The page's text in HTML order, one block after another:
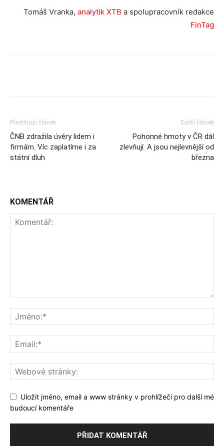
Tomáš Vranka, analytik XTB a spolupracovník redakce
FinTag
Předchozí článek
ČNB zdražila úvěry lidem i
firmám. Víc zaplatíme i za
státní dluh
Další článek
Pohonné hmoty v ČR dál
zlevňují. A jsou nejlevnější od
března
KOMENTÁŘ
Uložit jméno, email a www stránky v prohlížeči pro další mé
budoucí komentáře